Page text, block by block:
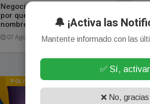
Negociaciones en el Senado:
por qué volvió a sonar el
nombre de Sergio Massa
07 Agosto, 2026
POLITICA
🔔 ¡Activa las
Mantente informado con las
✅ Sí, activar
❌ No, gracias